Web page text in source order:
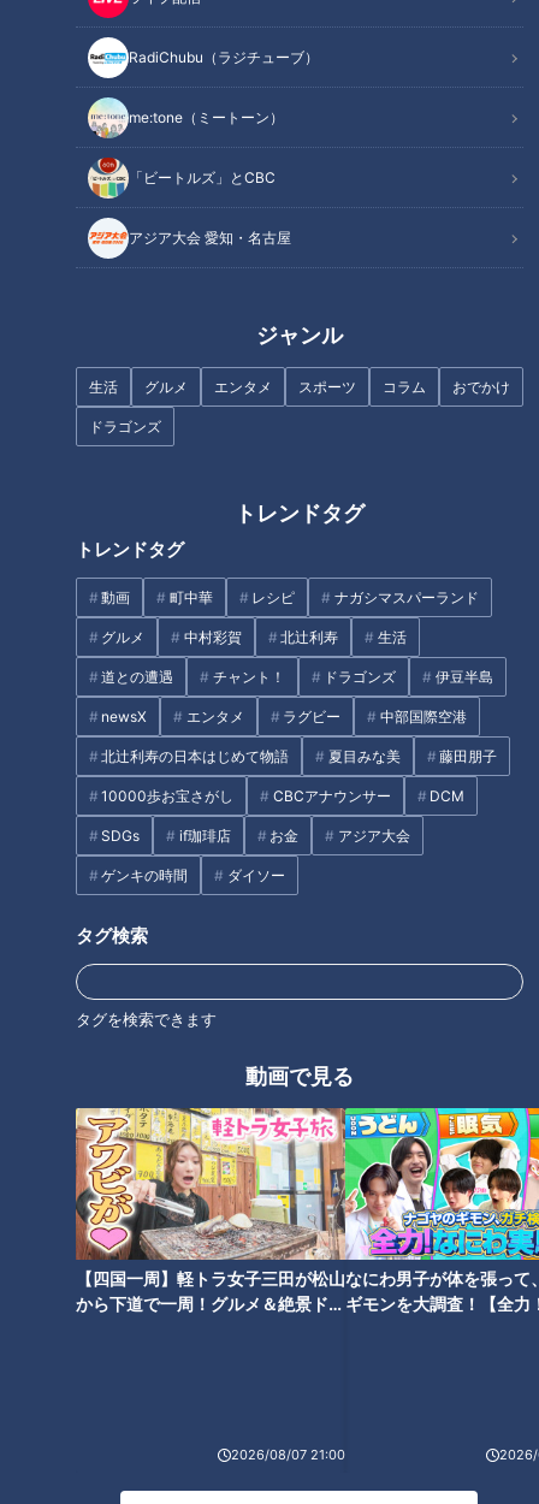
RadiChubu（ラジチューブ）
me:tone（ミートーン）
「ビートルズ」とCBC
アジア大会 愛知・名古屋
ジャンル
生活 グルメ エンタメ スポーツ コラム おでかけ
ドラゴンズ
トレンドタグ
トレンドタグ
動画 町中華 レシピ ナガシマスパーランド
グルメ 中村彩賀 北辻利寿 生活
道との遭遇 チャント！ ドラゴンズ 伊豆半島
newsX エンタメ ラグビー 中部国際空港
北辻利寿の日本はじめて物語 夏目みな美 藤田朋子
10000歩お宝さがし CBCアナウンサー DCM
SDGs if珈琲店 お金 アジア大会
ゲンキの時間 ダイソー
タグ検索
タグを検索できます
動画で見る
【四国一周】軽トラ女子三田が松山
から下道で一周！グルメ＆絶景ドラ
2026/08/07 21:00
なにわ男子が体を張って
ギモンを大調査！【全力
2026/
「食中毒」市販のキノコも要注
意！…秋に食中毒が多い3つの理
由と予防のポイント
質」の制限！？ CBCテレビ永岡
アナが2か月で－7キロのダイエ
食材とは？難聴の意外な原因や
「帯状疱疹（たいじょうほうし
のカギは72時間！初期症状の見
分け方や予防法
険なあざ”のサインも！あざによ
る病気のサインや早期発見のヒ
イント…「皮膚の変化」見逃す
と危険！専門医に学ぶ！“悪性の
できもの”のサイン
筧利夫 西尾由佳理
オススメ関連コンテンツ
コロナ禍で増加「脂肪肝」…肝
肝臓をゲンキにする最強食材も
新型コロナウイルスに負ける
な！私たちが抱える健康生活の
～新型コロナウイルスに負けな
い！～免疫力を高める「入浴」